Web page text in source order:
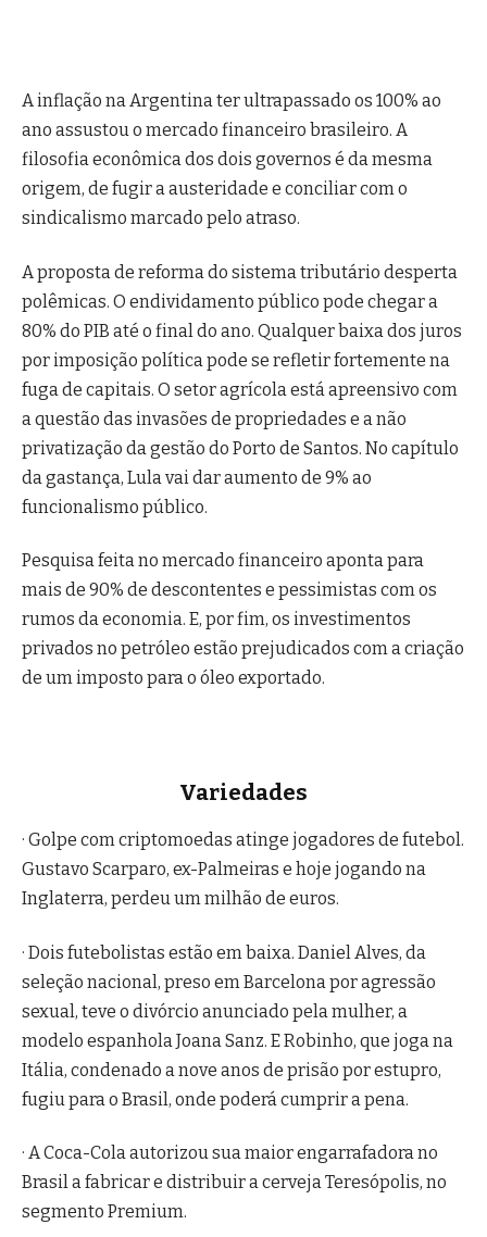
A inflação na Argentina ter ultrapassado os 100% ao
ano assustou o mercado financeiro brasileiro. A
filosofia econômica dos dois governos é da mesma
origem, de fugir a austeridade e conciliar com o
sindicalismo marcado pelo atraso.
A proposta de reforma do sistema tributário desperta
polêmicas. O endividamento público pode chegar a
80% do PIB até o final do ano. Qualquer baixa dos juros
por imposição política pode se refletir fortemente na
fuga de capitais. O setor agrícola está apreensivo com
a questão das invasões de propriedades e a não
privatização da gestão do Porto de Santos. No capítulo
da gastança, Lula vai dar aumento de 9% ao
funcionalismo público.
Pesquisa feita no mercado financeiro aponta para
mais de 90% de descontentes e pessimistas com os
rumos da economia. E, por fim, os investimentos
privados no petróleo estão prejudicados com a criação
de um imposto para o óleo exportado.
Variedades
· Golpe com criptomoedas atinge jogadores de futebol.
Gustavo Scarparo, ex-Palmeiras e hoje jogando na
Inglaterra, perdeu um milhão de euros.
· Dois futebolistas estão em baixa. Daniel Alves, da
seleção nacional, preso em Barcelona por agressão
sexual, teve o divórcio anunciado pela mulher, a
modelo espanhola Joana Sanz. E Robinho, que joga na
Itália, condenado a nove anos de prisão por estupro,
fugiu para o Brasil, onde poderá cumprir a pena.
· A Coca-Cola autorizou sua maior engarrafadora no
Brasil a fabricar e distribuir a cerveja Teresópolis, no
segmento Premium.